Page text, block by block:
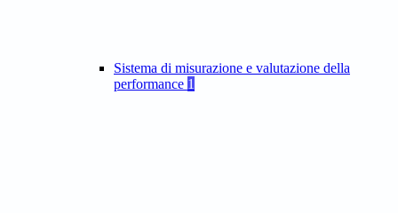
Sistema di misurazione e valutazione della
performance 1